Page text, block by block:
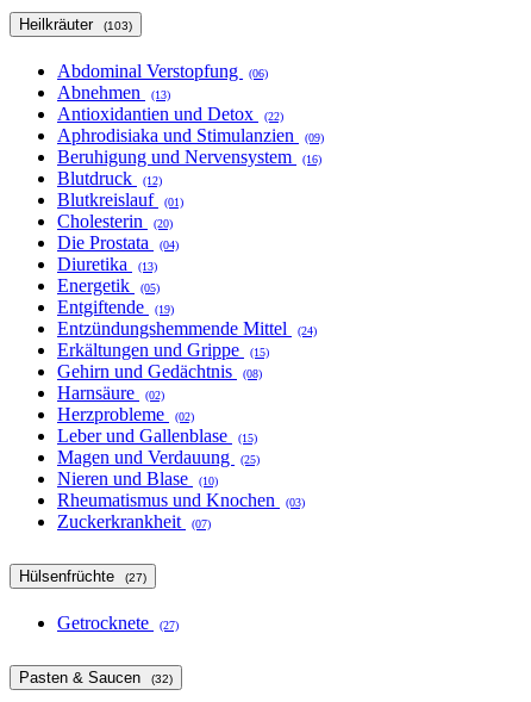
Heilkräuter (103)
Abdominal Verstopfung (06)
Abnehmen (13)
Antioxidantien und Detox (22)
Aphrodisiaka und Stimulanzien (09)
Beruhigung und Nervensystem (16)
Blutdruck (12)
Blutkreislauf (01)
Cholesterin (20)
Die Prostata (04)
Diuretika (13)
Energetik (05)
Entgiftende (19)
Entzündungshemmende Mittel (24)
Erkältungen und Grippe (15)
Gehirn und Gedächtnis (08)
Harnsäure (02)
Herzprobleme (02)
Leber und Gallenblase (15)
Magen und Verdauung (25)
Nieren und Blase (10)
Rheumatismus und Knochen (03)
Zuckerkrankheit (07)
Hülsenfrüchte (27)
Getrocknete (27)
Pasten & Saucen (32)